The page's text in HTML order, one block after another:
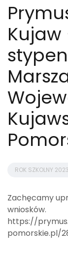
ROK SZKOLNY
Zachęcamy
wniosków.
https://
pomorskie.pl/